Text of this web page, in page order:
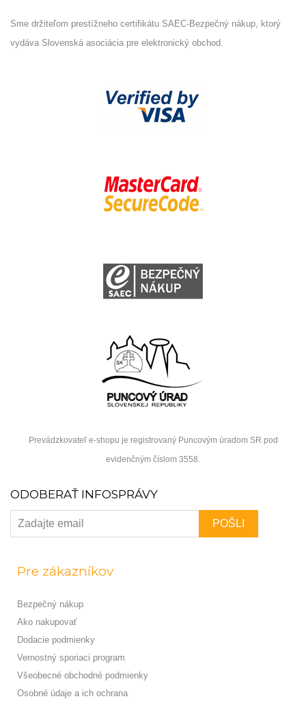
Sme držiteľom prestížneho certifikátu SAEC-Bezpečný nákup, ktorý
vydáva Slovenská asociácia pre elektronický obchod.
Prevádzkovateľ e-shopu je registrovaný Puncovým úradom SR pod
evidenčným číslom 3558.
ODOBERAŤ INFOSPRÁVY
Pre zákazníkov
Bezpečný nákup
Ako nakupovať
Dodacie podmienky
Vernostný sporiaci program
Všeobecné obchodné podmienky
Osobné údaje a ich ochrana